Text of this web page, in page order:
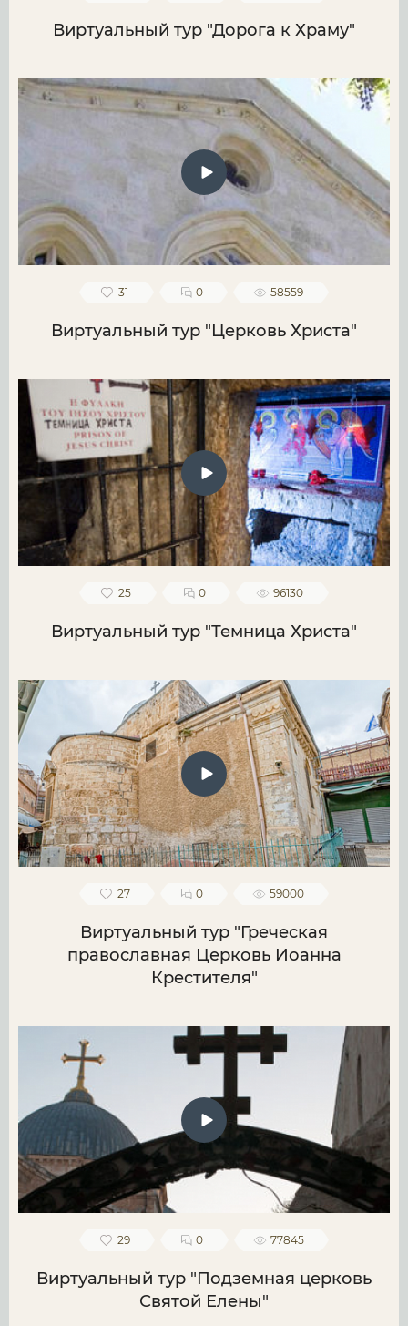
Виртуальный тур "Дорога к Храму"
31 0 58559
Виртуальный тур "Церковь Христа"
25 0 96130
Виртуальный тур "Темница Христа"
27 0 59000
Виртуальный тур "Греческая
православная Церковь Иоанна
Крестителя"
29 0 77845
Виртуальный тур "Подземная церковь
Святой Елены"